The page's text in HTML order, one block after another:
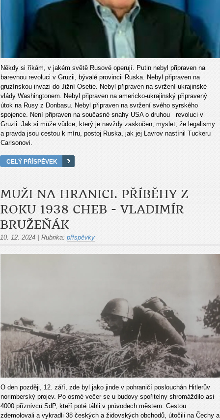
Někdy si říkám, v jakém světě Rusové operují. Putin nebyl připraven na
barevnou revoluci v Gruzii, bývalé provincii Ruska. Nebyl připraven na
gruzínskou invazi do Jižní Osetie. Nebyl připraven na svržení ukrajinské
vlády Washingtonem. Nebyl připraven na americko-ukrajinský připravený
útok na Rusy z Donbasu. Nebyl připraven na svržení svého syrského
spojence. Není připraven na současné snahy USA o druhou revoluci v
Gruzii. Jak si může vůdce, který je navždy zaskočen, myslet, že legalismy
a pravda jsou cestou k míru, postoj Ruska, jak jej Lavrov nastínil Tuckeru
Carlsonovi.
CELÝ PŘÍSPĚVEK
MUŽI NA HRANICI. PŘÍBĚHY Z
ROKU 1938 CHEB - VLADIMÍR
BRUŽEŇÁK
10. 12. 2024 | Rubrika: příspěvky
O den později, 12. září, zde byl jako jinde v pohraničí poslouchán Hitlerův
norimberský projev. Po osmé večer se u budovy spořitelny shromáždilo asi
4000 příznivců SdP, kteří poté táhli v průvodech městem. Cestou
zdemolovali a vykradli 38 českých a židovských obchodů, útočili na Čechy a